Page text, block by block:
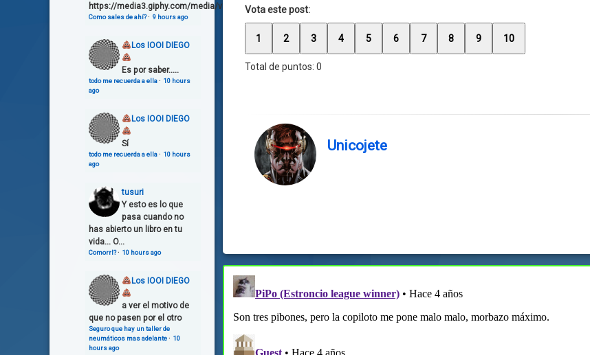
Vota este post:
1 2 3 4 5 6 7 8 9 10
Total de puntos: 0
Unicojete
https://media3.giphy.com/media/v1.Y2lkPTg5OGZmOWM5OGI3bmZkb2hvb2UxODFoN...
Como sales de ahí?· 9 hours ago
Los IOOI DIEGO
Es por saber.....
todo me recuerda a ella· 10 hours
ago
Los IOOI DIEGO
Sí
todo me recuerda a ella· 10 hours
ago
tusuri
Y esto es lo que
pasa cuando no
has abierto un libro en tu
vida... O...
Comorrl?· 10 hours ago
Los IOOI DIEGO
a ver el motivo de
que no pasen por el otro
Seguro que hay un taller de
neumáticos mas adelante· 10
hours ago